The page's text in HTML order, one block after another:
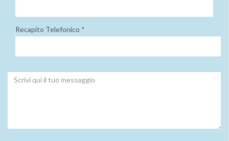
Recapito Telefonico *